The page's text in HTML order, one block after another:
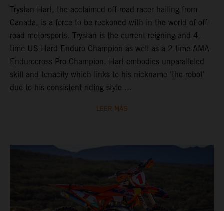
Trystan Hart, the acclaimed off-road racer hailing from
Canada, is a force to be reckoned with in the world of off-
road motorsports. Trystan is the current reigning and 4-
time US Hard Enduro Champion as well as a 2-time AMA
Endurocross Pro Champion. Hart embodies unparalleled
skill and tenacity which links to his nickname 'the robot'
due to his consistent riding style ...
LEER MÁS